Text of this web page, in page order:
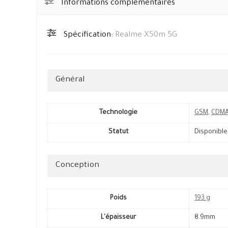
Informations complémentaires
Spécification: Realme X50m 5G
Général
Technologie GSM,
Statut Disponible
Conception
Poids 193 g
L'épaisseur 8.9mm